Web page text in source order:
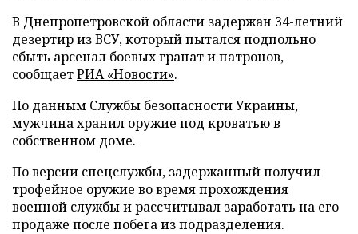
В Днепропетровской области задержан 34-летний
дезертир из ВСУ, который пытался подпольно
сбыть арсенал боевых гранат и патронов,
сообщаетРИА «Новости».
По данным Службы безопасности Украины,
мужчина хранил оружие под кроватью в
собственном доме.
По версии спецслужбы, задержанный получил
трофейное оружие во время прохождения
военной службы и рассчитывал заработать на его
продаже после побега из подразделения.